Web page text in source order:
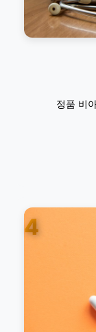
정품 비
4